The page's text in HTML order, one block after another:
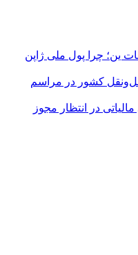
ین؛ چرا پول ملی ژاپن
کشور در مراسم
در انتظار مجوز